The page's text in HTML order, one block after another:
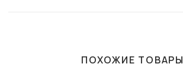
ПОХОЖИЕ ТОВАРЫ